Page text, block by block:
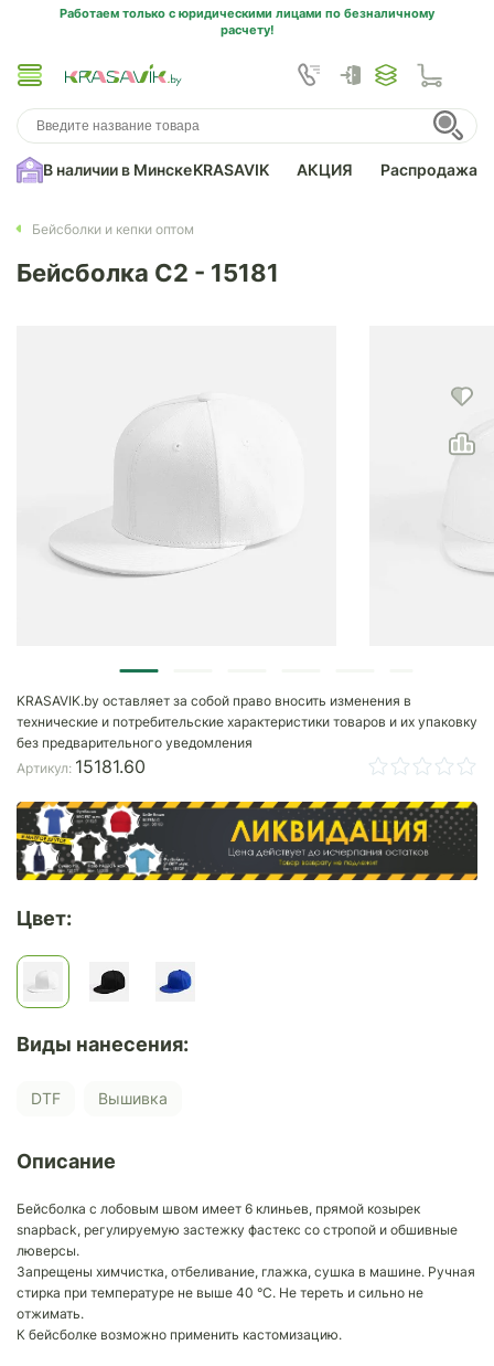
Работаем только с юридическими лицами по безналичному
расчету!
В наличии в МинскеKRASAVIK АКЦИЯ Распродажа
Бейсболки и кепки оптом
Бейсболка C2 - 15181
KRASAVIK.by оставляет за собой право вносить изменения в
технические и потребительские характеристики товаров и их упаковку
без предварительного уведомления
Артикул: 15181.60
Цвет:
Виды нанесения:
DTF Вышивка
Описание
Бейсболка с лобовым швом имеет 6 клиньев, прямой козырек
snapback, регулируемую застежку фастекс со стропой и обшивные
люверсы.
Запрещены химчистка, отбеливание, глажка, сушка в машине. Ручная
стирка при температуре не выше 40 °C. Не тереть и сильно не
отжимать.
К бейсболке возможно применить кастомизацию.